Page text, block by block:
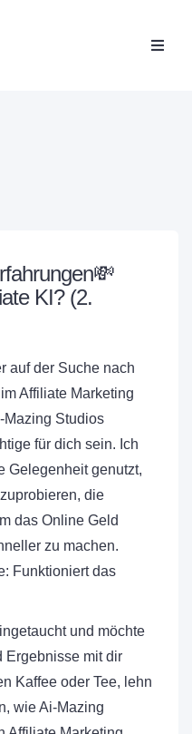
KI? (2.
auf der Suche nach
Affiliate Marketing
Mazing Studios
für dich sein. Ich
Gelegenheit genutzt,
die
das Online Geld
zu machen.
Funktioniert das
und möchte
Ergebnisse mit dir
Kaffee oder Tee, lehn
wie Ai-Mazing